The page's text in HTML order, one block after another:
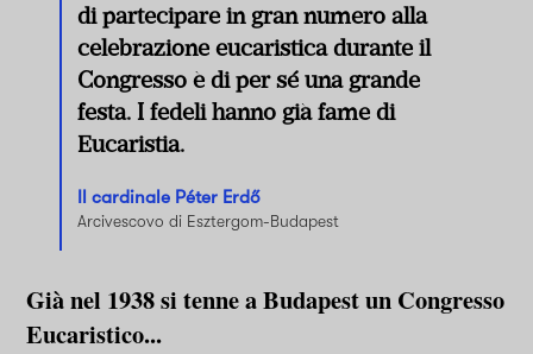
di partecipare in gran numero alla
celebrazione eucaristica durante il
Congresso è di per sé una grande
festa. I fedeli hanno già fame di
Eucaristia.
Il cardinale Péter Erdő
Arcivescovo di Esztergom-Budapest
Già nel 1938 si tenne a Budapest un Congresso
Eucaristico...